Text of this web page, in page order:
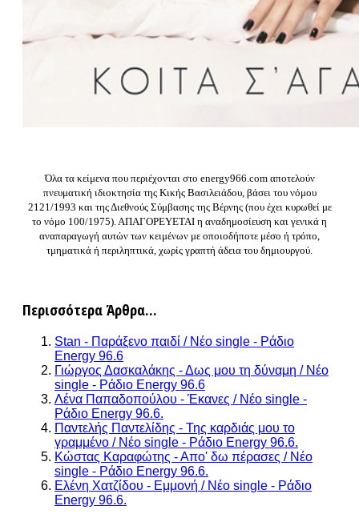
Όλα τα κείμενα που περιέχονται στο energy966.com αποτελούν
πνευματική ιδιοκτησία της Κικής Βασιλειάδου, βάσει του νόμου
2121/1993 και της Διεθνούς Σύμβασης της Βέρνης (που έχει κυρωθεί με
το νόμο 100/1975). ΑΠΑΓΟΡΕΥΕΤΑΙ η αναδημοσίευση και γενικά η
αναπαραγωγή αυτών των κειμένων με οποιοδήποτε μέσο ή τρόπο,
τμηματικά ή περιληπτικά, χωρίς γραπτή άδεια του δημιουργού.
Περισσότερα Άρθρα...
Stan - Παράξενο παιδί / Νέο single - Ράδιο
Energy 96.6
Γιώργος Δασκαλάκης - Δως μου τη δύναμη / Νέο
single - Ράδιο Energy 96.6
Λένα Παπαδοπούλου - Έκανες / Νέo single -
Ράδιο Energy 96.6.
Παντελής Παντελίδης - Της καρδιάς μου το
γραμμένο / Νέο single - Ράδιο Energy 96.6.
Κώστας Καραφώτης - Απο' δω πέρασες / Νέο
single - Ράδιο Energy 96.6.
Ελένη Χατζίδου - Εμμονή / Νέο single - Ράδιο
Energy 96.6.